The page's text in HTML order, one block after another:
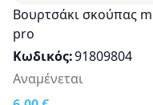
Βουρτσάκι σκούπας
pro
Κωδικός 91809804
Αναμένεται